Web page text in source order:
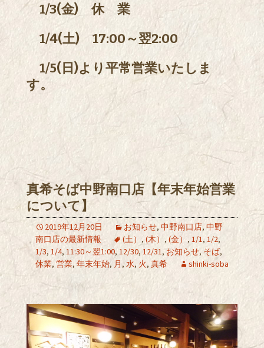
1/3(金) 休 業
1/4(土) 17:00～翌2:00
1/5(日)より平常営業いたしま
す。
真希そば中野南口店【年末年始営業
について】
2019年12月20日 お知らせ, 中野南口店, 中野
南口店の最新情報
(土） , (木） , (金） , 1/1, 1/2,
1/3, 1/4, 11:30～翌1:00, 12/30, 12/31, お知らせ, そば,
休業, 営業, 年末年始, 月 ,水, 火, 真希 shinki-soba